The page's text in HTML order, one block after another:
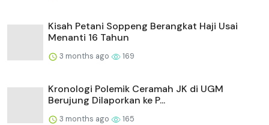
Kisah Petani Soppeng Berangkat Haji Usai
Menanti 16 Tahun
3 months ago 169
Kronologi Polemik Ceramah JK di UGM
Berujung Dilaporkan ke P...
3 months ago 165